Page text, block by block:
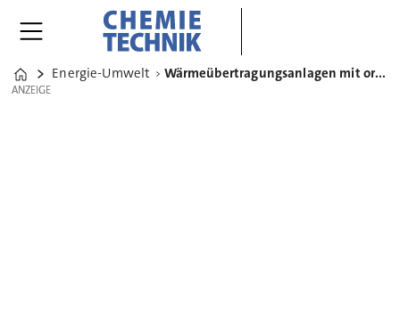
Home
Energie-Umwelt Wärmeübertragungsanlagen mit organischen Wärmeträgerflüssigkeiten
ANZEIGE
ANZEIGE